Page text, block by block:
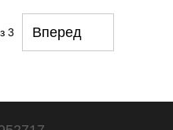
3 Вперед